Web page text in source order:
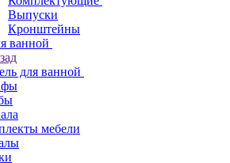
Выпуски
Кронштейны
ванной
для ванной
мебели